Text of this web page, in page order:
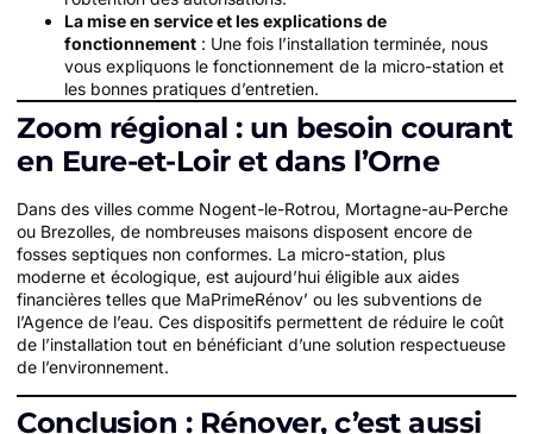
La mise en service et les explications de
fonctionnement : Une fois l’installation terminée, nous
vous expliquons le fonctionnement de la micro-station et
les bonnes pratiques d’entretien.
Zoom régional : un besoin courant
en Eure-et-Loir et dans l’Orne
Dans des villes comme Nogent-le-Rotrou, Mortagne-au-Perche
ou Brezolles, de nombreuses maisons disposent encore de
fosses septiques non conformes. La micro-station, plus
moderne et écologique, est aujourd’hui éligible aux aides
financières telles que MaPrimeRénov’ ou les subventions de
l’Agence de l’eau. Ces dispositifs permettent de réduire le coût
de l’installation tout en bénéficiant d’une solution respectueuse
de l’environnement.
Conclusion : Rénover, c’est aussi